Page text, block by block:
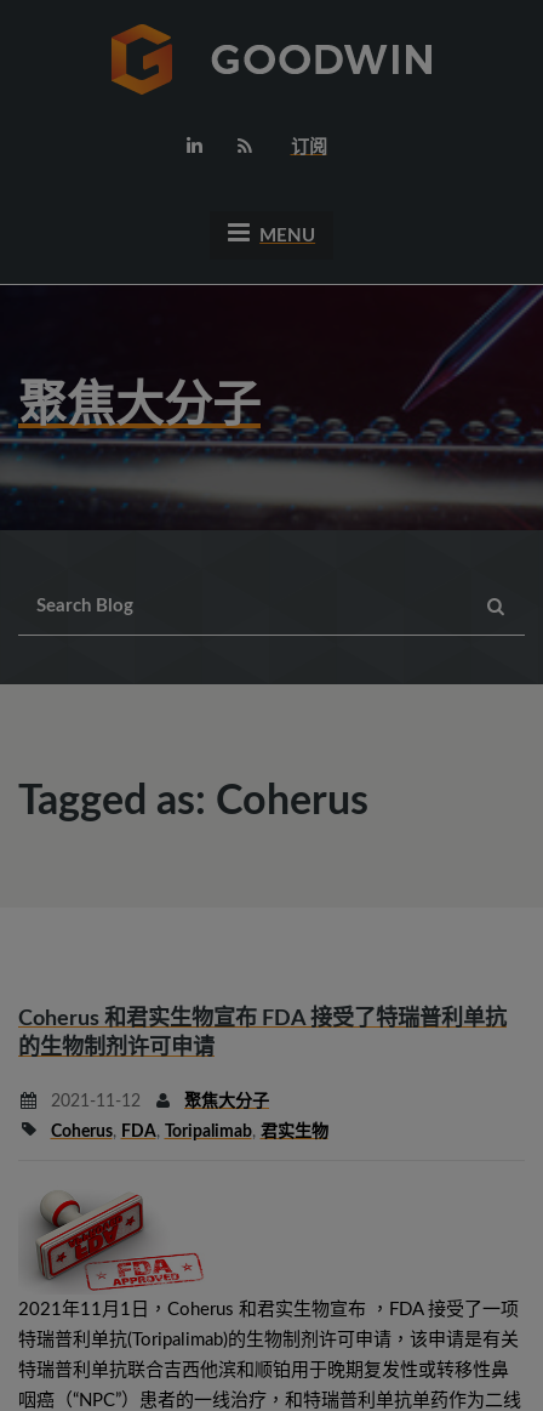
订阅
MENU
聚焦大分子
Tagged as: Coherus
Coherus 和君实生物宣布 FDA 接受了特瑞普利单抗
的生物制剂许可申请
2021-11-12
聚焦大分子
Coherus, FDA, Toripalimab, 君实生物
2021年11月1日，Coherus 和君实生物宣布 ，FDA 接受了一项
特瑞普利单抗(Toripalimab)的生物制剂许可申请，该申请是有关
特瑞普利单抗联合吉西他滨和顺铂用于晚期复发性或转移性鼻
咽癌（“NPC”）患者的一线治疗，和特瑞普利单抗单药作为二线